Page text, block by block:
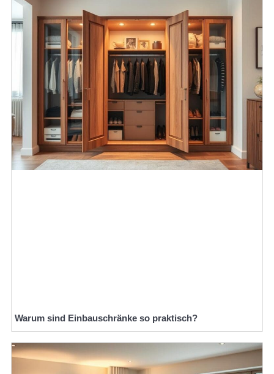
Warum sind Einbauschränke so praktisch?